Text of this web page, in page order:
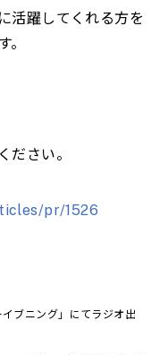
活躍してくれる方を
。
ださい。
pr/1526
ブニング」にてラジオ出